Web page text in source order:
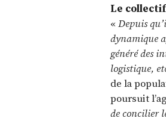
Le
«Depuis
dynamique
généré des
logistique,
de la
poursuit
de concilier